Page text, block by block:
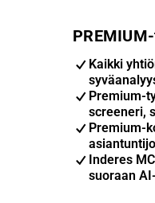
Kaikki
Premium-
screeneri,
Premium-
Inderes
suoraan